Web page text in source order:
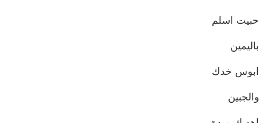
حبيت اسلم
باليمين
ابوس خدك
والجبين